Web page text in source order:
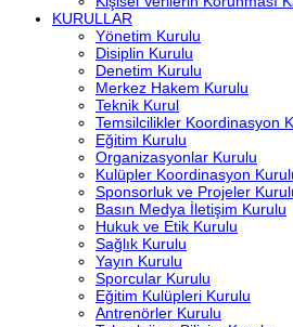
KURULLAR
Yönetim Kurulu
Disiplin Kurulu
Denetim Kurulu
Merkez Hakem Kurulu
Teknik Kurul
Temsilcilikler Koordinasyon
Eğitim Kurulu
Organizasyonlar Kurulu
Kulüpler Koordinasyon
Sponsorluk ve Projeler
Basın Medya İletişim Kurulu
Hukuk ve Etik Kurulu
Sağlık Kurulu
Yayın Kurulu
Sporcular Kurulu
Eğitim Kulüpleri Kurulu
Antrenörler Kurulu